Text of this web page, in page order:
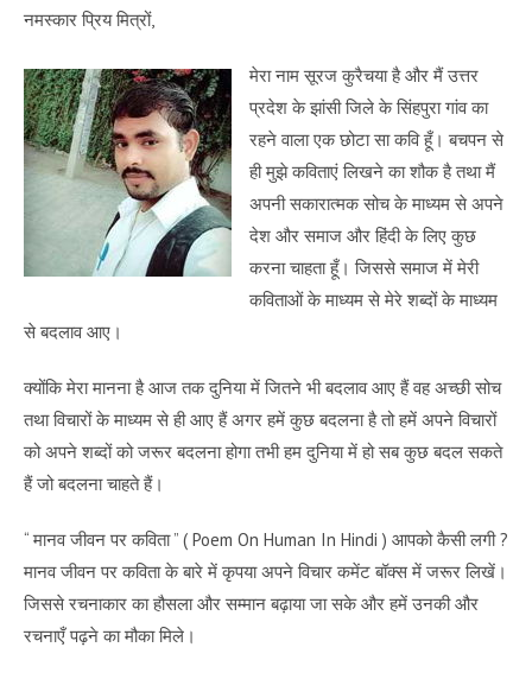
नमस्कार प्रिय मित्रों,
मेरा नाम सूरज कुरैचया है और मैं उत्तर
प्रदेश के झांसी जिले के सिंहपुरा गांव का
रहने वाला एक छोटा सा कवि हूँ। बचपन से
ही मुझे कविताएं लिखने का शौक है तथा मैं
अपनी सकारात्मक सोच के माध्यम से अपने
देश और समाज और हिंदी के लिए कुछ
करना चाहता हूँ। जिससे समाज में मेरी
कविताओं के माध्यम से मेरे शब्दों के माध्यम
से बदलाव आए।
क्योंकि मेरा मानना है आज तक दुनिया में जितने भी बदलाव आए हैं वह अच्छी सोच
तथा विचारों के माध्यम से ही आए हैं अगर हमें कुछ बदलना है तो हमें अपने विचारों
को अपने शब्दों को जरूर बदलना होगा तभी हम दुनिया में हो सब कुछ बदल सकते
हैं जो बदलना चाहते हैं।
“मानव जीवन पर कविता” ( Poem On Human In Hindi ) आपको कैसी लगी ?
मानव जीवन पर कविता के बारे में कृपया अपने विचार कमेंट बॉक्स में जरूर लिखें।
जिससे रचनाकार का हौसला और सम्मान बढ़ाया जा सके और हमें उनकी और
रचनाएँ पढ़ने का मौका मिले।